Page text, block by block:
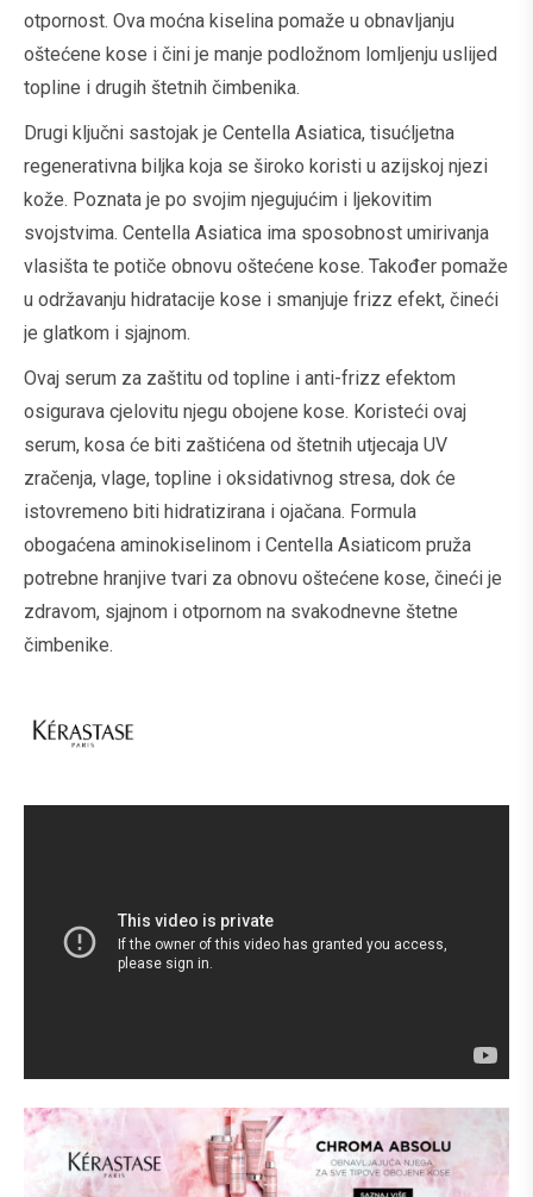
otpornost. Ova moćna kiselina pomaže u obnavljanju
oštećene kose i čini je manje podložnom lomljenju uslijed
topline i drugih štetnih čimbenika.
Drugi ključni sastojak je Centella Asiatica, tisućljetna
regenerativna biljka koja se široko koristi u azijskoj njezi
kože. Poznata je po svojim njegujućim i ljekovitim
svojstvima. Centella Asiatica ima sposobnost umirivanja
vlasišta te potiče obnovu oštećene kose. Također pomaže
u održavanju hidratacije kose i smanjuje frizz efekt, čineći
je glatkom i sjajnom.
Ovaj serum za zaštitu od topline i anti-frizz efektom
osigurava cjelovitu njegu obojene kose. Koristeći ovaj
serum, kosa će biti zaštićena od štetnih utjecaja UV
zračenja, vlage, topline i oksidativnog stresa, dok će
istovremeno biti hidratizirana i ojačana. Formula
obogaćena aminokiselinom i Centella Asiaticom pruža
potrebne hranjive tvari za obnovu oštećene kose, čineći je
zdravom, sjajnom i otpornom na svakodnevne štetne
čimbenike.